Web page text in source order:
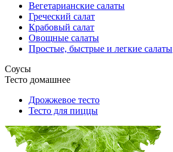
Вегетарианские салаты
Греческий салат
Крабовый салат
Овощные салаты
Простые, быстрые и легкие салаты
Соусы
Тесто домашнее
Дрожжевое тесто
Тесто для пиццы